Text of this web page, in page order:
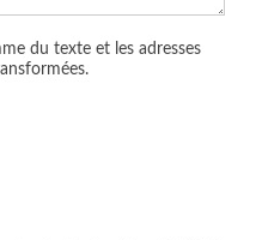
du texte et les adresses